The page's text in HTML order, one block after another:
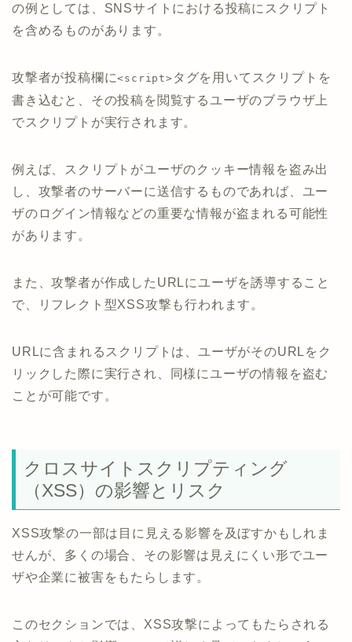
の例としては、SNSサイトにおける投稿にスクリプト
を含めるものがあります。
攻撃者が投稿欄に<script> タグを用いてスクリプトを
書き込むと、その投稿を閲覧するユーザのブラウザ上
でスクリプトが実行されます。
例えば、スクリプトがユーザのクッキー情報を盗み出
し、攻撃者のサーバーに送信するものであれば、ユー
ザのログイン情報などの重要な情報が盗まれる可能性
があります。
また、攻撃者が作成したURLにユーザを誘導すること
で、リフレクト型XSS攻撃も行われます。
URLに含まれるスクリプトは、ユーザがそのURLをク
リックした際に実行され、同様にユーザの情報を盗む
ことが可能です。
クロスサイトスクリプティング
（XSS）の影響とリスク
XSS攻撃の一部は目に見える影響を及ぼすかもしれま
せんが、多くの場合、その影響は見えにくい形でユー
ザや企業に被害をもたらします。
このセクションでは、XSS攻撃によってもたらされる